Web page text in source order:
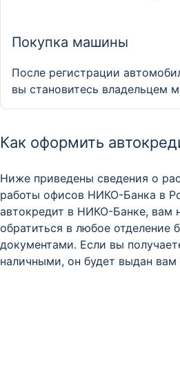
Покупка машины
После регистрации
вы становитесь владельцем
Как оформить
Ниже приведены сведения о
работы офисов НИКО-Банка в
автокредит в НИКО-Банке, вам
обратиться в любое отделение
документами. Если вы
наличными, он будет выдан вам